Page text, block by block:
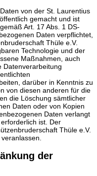
von der St. Laurentius
gemacht und ist
Art. 17 Abs. 1 DS-
Daten verpflichtet,
Thüle e.V.
Technologie und der
Maßnahmen, auch
Datenverarbeitung
darüber in Kenntnis zu
von diesen anderen für die
die Löschung sämtlicher
Daten oder von Kopien
Daten verlangt
ist. Der
Thüle e.V.
der